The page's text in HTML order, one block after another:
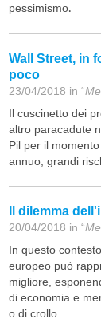
pessimismo.
Wall Street, in
poco
23/04/2018 in “
Il cuscinetto dei
altro paracadute
Pil per il
annuo, grandi
Il dilemma
20/04/2018 in “
In questo
europeo può
migliore,
di economia e
o di crollo.